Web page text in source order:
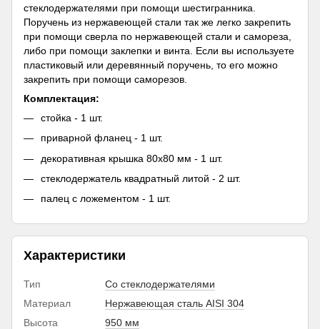
стеклодержателями при помощи шестигранника.
Поручень из нержавеющей стали так же легко закрепить
при помощи сверла по нержавеющей стали и самореза,
либо при помощи заклепки и винта. Если вы используете
пластиковый или деревянный поручень, то его можно
закрепить при помощи саморезов.
Комплектация:
стойка - 1 шт.
приварной фланец - 1 шт.
декоративная крышка 80х80 мм - 1 шт.
стеклодержатель квадратный литой - 2 шт.
палец с ложементом - 1 шт.
Характеристики
Тип
Со стеклодержателями
Материал
Нержавеющая сталь AISI 304
Высота
950 мм